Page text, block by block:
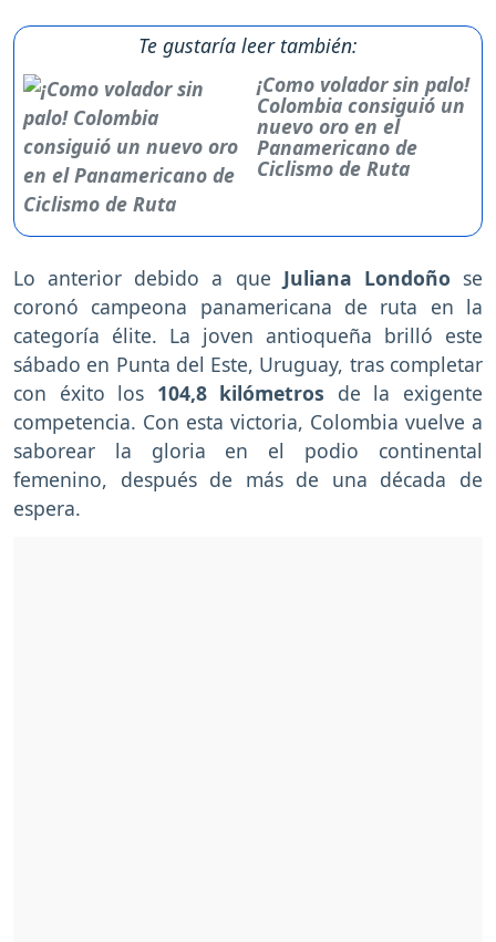
Te gustaría leer también:
¡Como volador sin palo!
Colombia consiguió un
nuevo oro en el
Panamericano de
Ciclismo de Ruta
Lo anterior debido a que Juliana Londoño se
coronó campeona panamericana de ruta en la
categoría élite. La joven antioqueña brilló este
sábado en Punta del Este, Uruguay, tras completar
con éxito los 104,8 kilómetros de la exigente
competencia. Con esta victoria, Colombia vuelve a
saborear la gloria en el podio continental
femenino, después de más de una década de
espera.